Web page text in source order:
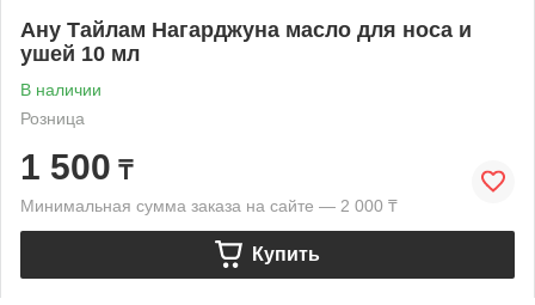
Ану Тайлам Нагарджуна масло для носа и
ушей 10 мл
В наличии
Розница
1 500 ₸
Минимальная сумма заказа на сайте — 2 000 ₸
Купить